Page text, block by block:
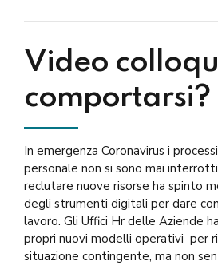
Video
comportarsi?
In emergenza Coronavirus i
personale non si sono mai
reclutare nuove risorse ha spinto
degli strumenti digitali per dare
lavoro. Gli Uffici Hr delle Aziende
propri nuovi modelli operativi per
situazione contingente, ma non